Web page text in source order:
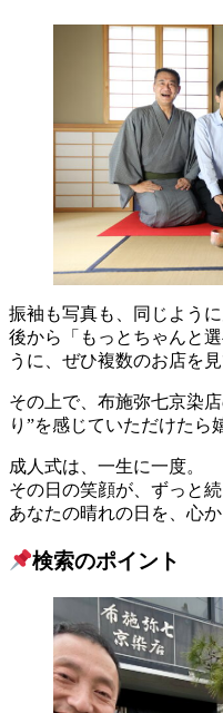
振袖も写真も、同じよう
後から「もっとちゃんと
うに、ぜひ複数のお店を
その上で、布施弥七京染
り”を感じていただけたら
成人式は、一生に一度。
その日の笑顔が、ずっと
あなたの晴れの日を、心
検索のポイント